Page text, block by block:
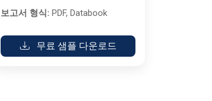
보고서 형식: PDF, Databook
무료 샘플 다운로드